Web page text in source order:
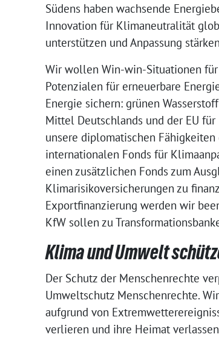
Südens haben wachsende
Innovation für Klimaneutralität
unterstützen und Anpassung
Wir wollen Win-win-Situationen
Potenzialen für erneuerbare
Energie sichern: grünen
Mittel Deutschlands und der EU
unsere diplomatischen
internationalen Fonds für
einen zusätzlichen Fonds zum
Klimarisikoversicherungen zu
Exportfinanzierung werden wir
KfW sollen zu
Klima und Umwelt
Der Schutz der Menschenrechte
Umweltschutz Menschenrechte.
aufgrund von
verlieren und ihre Heimat